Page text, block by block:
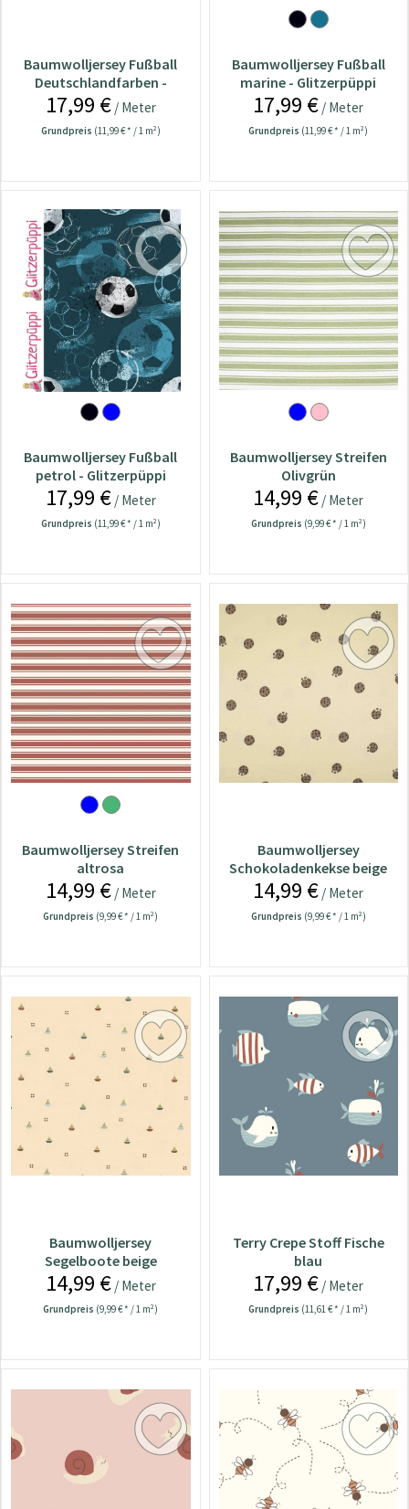
Baumwolljersey Fußball
Deutschlandfarben -
Glitzerpüppi
17,99 €/ Meter
Grundpreis (11,99 € * / 1 m²)
Baumwolljersey Fußball
marine - Glitzerpüppi
17,99 € / Meter
Grundpreis (11,99 € * / 1 m²)
Baumwolljersey Fußball
petrol - Glitzerpüppi
17,99 €/ Meter
Grundpreis (11,99 € * / 1 m²)
Baumwolljersey Streifen
Olivgrün
14,99 € / Meter
Grundpreis (9,99 € * / 1 m²)
Baumwolljersey Streifen
altrosa
14,99 €/ Meter
Grundpreis (9,99 € * / 1 m²)
Baumwolljersey
Schokoladenkekse beige
14,99 € / Meter
Grundpreis (9,99 € * / 1 m²)
Baumwolljersey
Segelboote beige
14,99 €/ Meter
Grundpreis (9,99 € * / 1 m²)
Terry Crepe Stoff Fische
blau
17,99 € / Meter
Grundpreis (11,61 € * / 1 m²)